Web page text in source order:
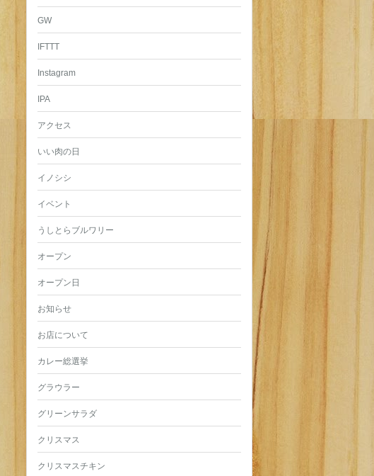
GW
IFTTT
Instagram
IPA
アクセス
いい肉の日
イノシシ
イベント
うしとらブルワリー
オープン
オープン日
お知らせ
お店について
カレー総選挙
グラウラー
グリーンサラダ
クリスマス
クリスマスチキン